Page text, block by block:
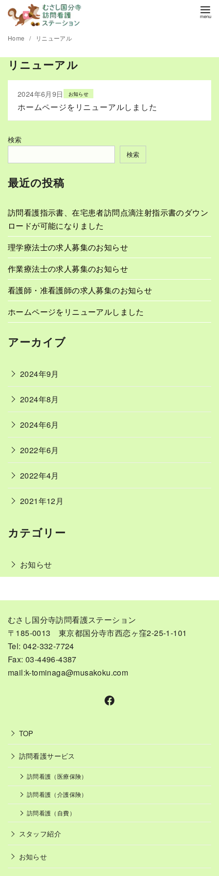
ツ
Home リニューアル
リニューアル
2024年6月9日 お知らせ
ホームページをリニューアルしました
検索
検索
最近の投稿
訪問看護指示書、在宅患者訪問点滴注射指示書のダウン
ロードが可能になりました
理学療法士の求人募集のお知らせ
作業療法士の求人募集のお知らせ
看護師・准看護師の求人募集のお知らせ
ホームページをリニューアルしました
アーカイブ
2024年9月
2024年8月
2024年6月
2022年6月
2022年4月
2021年12月
カテゴリー
お知らせ
むさし国分寺訪問看護ステーション
〒185-0013 東京都国分寺市西恋ヶ窪2-25-1-101
Tel: 042-332-7724
Fax: 03-4496-4387
mail:k-tominaga@musakoku.com
Facebook
TOP
訪問看護サービス
訪問看護（医療保険）
訪問看護（介護保険）
訪問看護（自費）
スタッフ紹介
お知らせ